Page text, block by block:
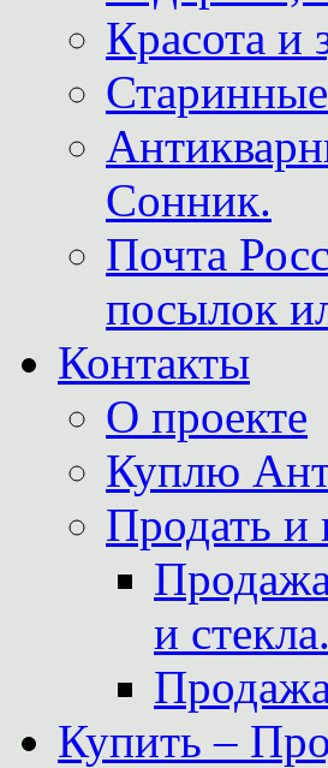
Красота и
Сонник.
Почта
посылок
Контакты
О проекте
Куплю
Продать и
и стекла.
Купить –